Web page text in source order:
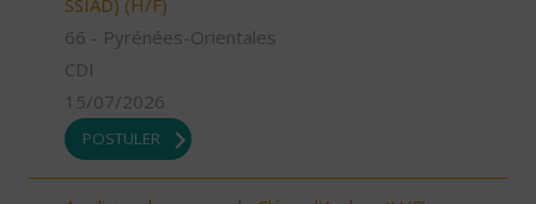
SSIAD) (H/F)
66 - Pyrénées-Orientales
CDI
15/07/2026
POSTULER